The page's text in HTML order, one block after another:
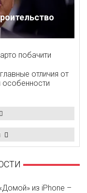
побачити
отличия от
из iPhone –